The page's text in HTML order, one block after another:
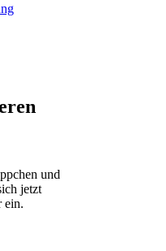
und
jetzt
ein.